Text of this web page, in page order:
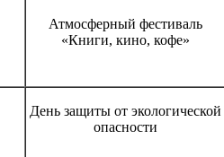
Атмосферный фестиваль
«Книги, кино, кофе»
День защиты от экологической
опасности